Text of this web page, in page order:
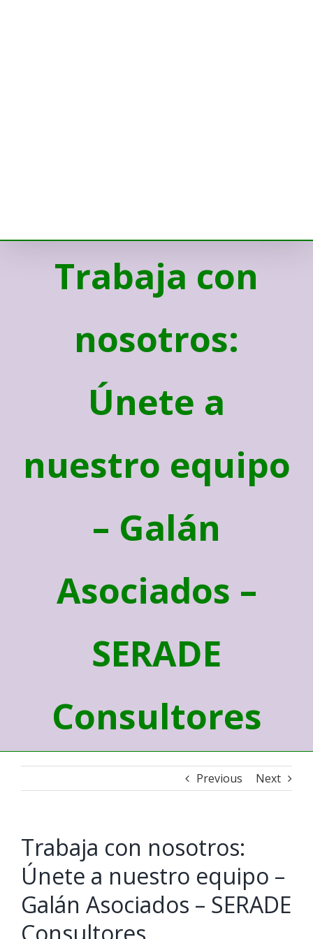
Trabaja con
nosotros:
Únete a
nuestro equipo
– Galán
Asociados –
SERADE
Consultores
Previous Next
Trabaja con nosotros:
Únete a nuestro equipo –
Galán Asociados – SERADE
Consultores